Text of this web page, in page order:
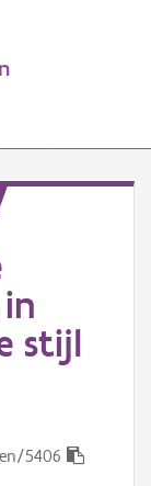
stijl
5406